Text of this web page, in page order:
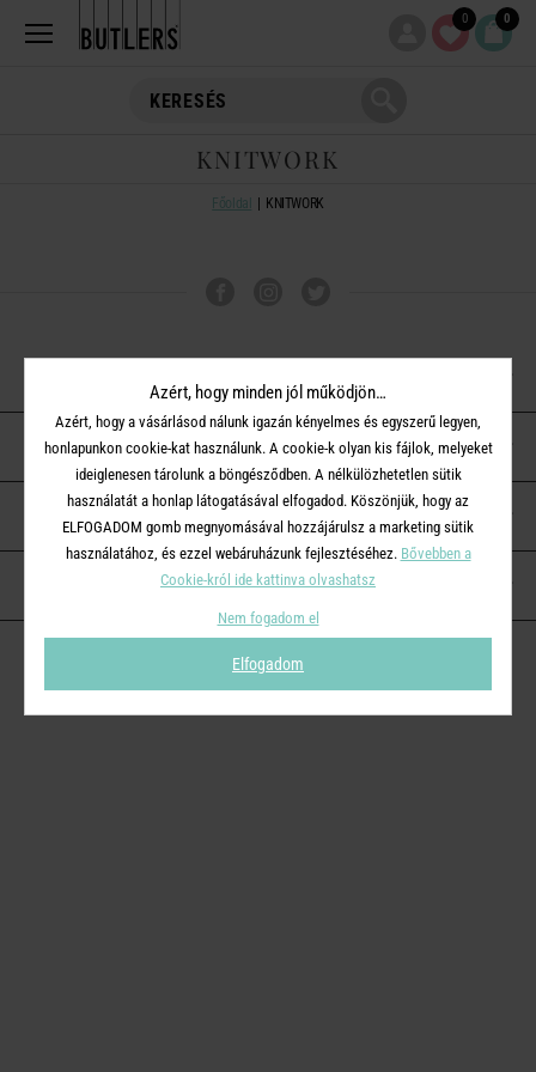
0 0
KNITWORK
Főoldal KNITWORK
ÜGYFÉLSZOLGÁLAT
A BUTLERS-RŐL
KAPCSOLAT
Azért, hogy minden jól működjön…
Azért, hogy a vásárlásod nálunk igazán kényelmes és egyszerű legyen,
honlapunkon cookie-kat használunk. A cookie-k olyan kis fájlok, melyeket
ideiglenesen tárolunk a böngésződben. A nélkülözhetetlen sütik
használatát a honlap látogatásával elfogadod. Köszönjük, hogy az
ELFOGADOM gomb megnyomásával hozzájárulsz a marketing sütik
használatához, és ezzel webáruházunk fejlesztéséhez. Bővebben a
Cookie-król ide kattinva olvashatsz
Nem fogadom el
Elfogadom